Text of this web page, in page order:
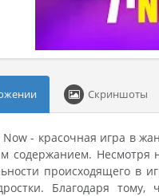
Скриншоты
Now - красочная игра в
содержанием. Несмотря
происходящего в
Благодаря тому,